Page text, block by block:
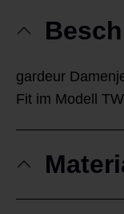
gardeur
Fit im Modell